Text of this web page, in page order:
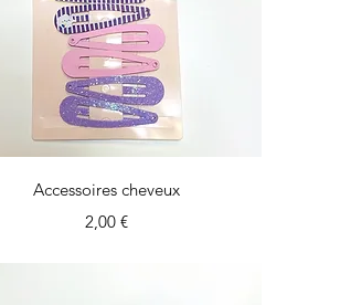
Aperçu rapide
Accessoires cheveux
Prix
2,00 €